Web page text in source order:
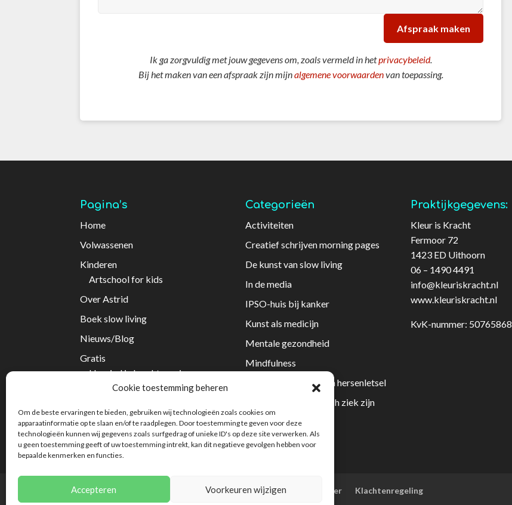
Cookie toestemming beheren
Om de beste ervaringen te bieden, gebruiken wij technologieën zoals cookies om
apparaatinformatie op te slaan en/of te raadplegen. Door toestemming te geven voor deze
technologieën kunnen wij gegevens zoals surfgedrag of unieke ID's op deze site verwerken. Als
u geen toestemming geeft of uw toestemming intrekt, kan dit negatieve gevolgen hebben voor
bepaalde kenmerken en functies.
Accepteren Voorkeuren wijzigen
Afspraak maken
Ik ga zorgvuldig met jouw gegevens om, zoals vermeld in hetprivacybeleid.
Bij het maken van een afspraak zijn mijnalgemene voorwaardenvan toepassing.
Pagina’s
Home
Volwassenen
Kinderen
Artschool for kids
Over Astrid
Boek slow living
Nieuws/Blog
Gratis
Hervind je kracht sessie
Contact
Categorieën
Activiteiten
Creatief schrijven morning pages
De kunst van slow living
In de media
IPSO-huis bij kanker
Kunst als medicijn
Mentale gezondheid
Mindfulness
NAH niet aangeboren hersenletsel
Omgaan met chronisch ziek zijn
Verliesverwerking
Workshops
Praktijkgegevens:
Kleur is Kracht
Fermoor 72
1423 ED Uithoorn
06 – 1490 4491
info@kleuriskracht.nl
www.kleuriskracht.nl
KvK-nummer: 50765868
Privacybeleid Algemene voorwaarden Cookies Disclaimer Klachtenregeling